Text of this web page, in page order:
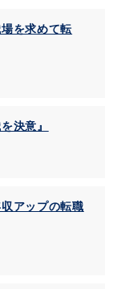
を求めて転
決意』
アップの転職